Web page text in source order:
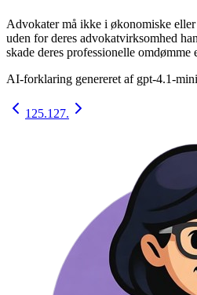
Advokater må ikke i økonomiske
uden for deres advokatvirksomhed
skade deres professionelle omdømme
AI-forklaring genereret af gpt-4.1-mini
125.127.